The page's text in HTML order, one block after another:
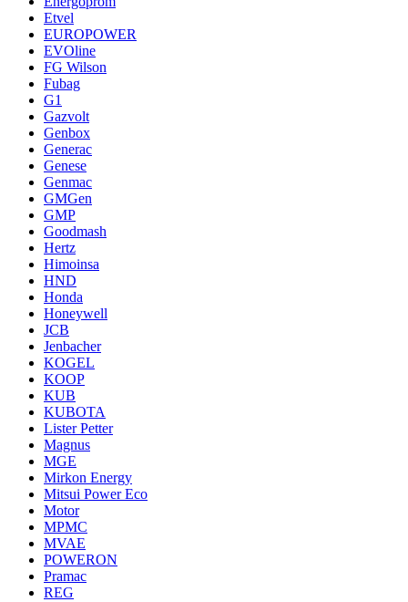
Etvel
EUROPOWER
EVOline
FG Wilson
Fubag
G1
Gazvolt
Genbox
Generac
Genese
Genmac
GMGen
GMP
Goodmash
Hertz
Himoinsa
HND
Honda
Honeywell
JCB
Jenbacher
KOGEL
KOOP
KUB
KUBOTA
Lister Petter
Magnus
MGE
Mirkon Energy
Mitsui Power Eco
Motor
MPMC
MVAE
POWERON
Pramac
REG